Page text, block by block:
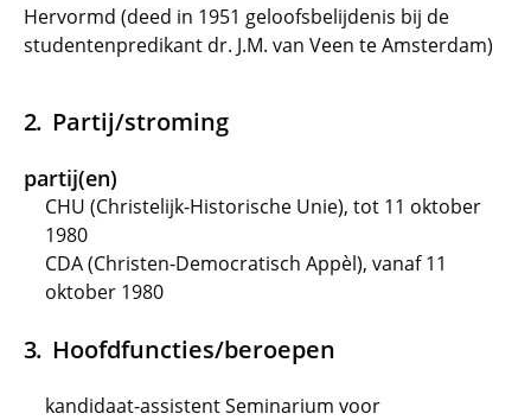
Hervormd (deed in 1951 geloofsbelijdenis bij de
studentenpredikant dr. J.M. van Veen te Amsterdam)
Partij/stroming
partij(en)
CHU (Christelijk-Historische Unie), tot 11 oktober
1980
CDA (Christen-Democratisch Appèl), vanaf 11
oktober 1980
Hoofdfuncties/beroepen
kandidaat-assistent Seminarium voor